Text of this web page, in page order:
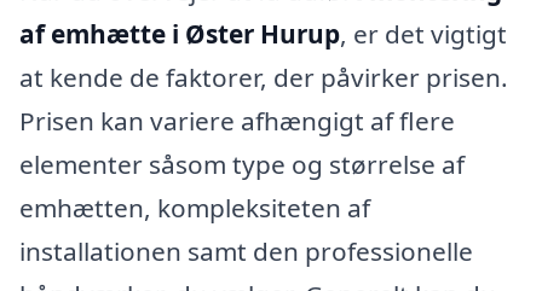
af emhætte i Øster Hurup, er det vigtigt
at kende de faktorer, der påvirker prisen.
Prisen kan variere afhængigt af flere
elementer såsom type og størrelse af
emhætten, kompleksiteten af
installationen samt den professionelle